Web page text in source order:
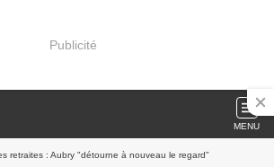
Publicité
MENU
retraites : Aubry "détourne à nouveau le regard"